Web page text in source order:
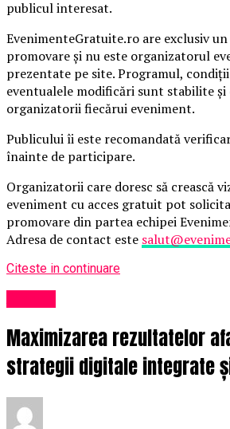
publicul interesat.
EvenimenteGratuite.ro are exclusiv
promovare și nu este organizatorul
prezentate pe site. Programul,
eventualele modificări sunt stabilite și
organizatorii fiecărui eveniment.
Publicului îi este recomandată
înainte de participare.
Organizatorii care doresc să crească
eveniment cu acces gratuit pot
promovare din partea echipei
Adresa de contact este
Citeste in continuare
Maximizarea rezultatelor
strategii digitale integrate